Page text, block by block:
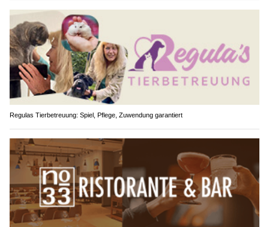
Regulas Tierbetreuung: Spiel, Pflege, Zuwendung garantiert